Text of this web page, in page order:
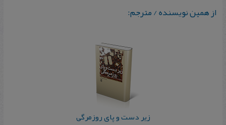
از همین نویسنده / مترجم:
زیر دست و پای روزمرگی